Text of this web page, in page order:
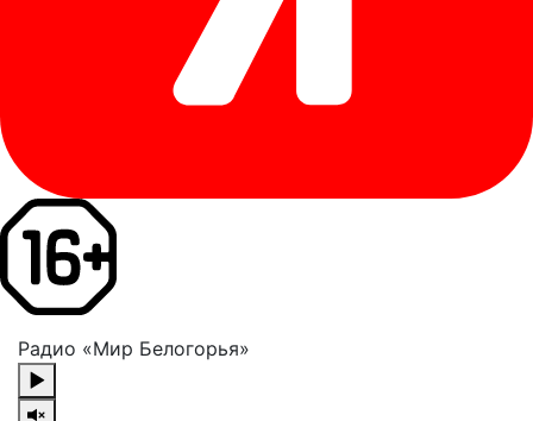
Радио «Мир Белогорья»